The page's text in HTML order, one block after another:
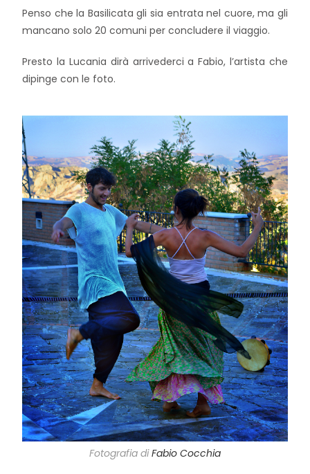
Penso che la Basilicata gli sia entrata nel cuore, ma gli
mancano solo 20 comuni per concludere il viaggio.
Presto la Lucania dirà arrivederci a Fabio, l’artista che
dipinge con le foto.
Fotografia diFabio Cocchia